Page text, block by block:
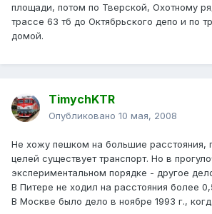
площади, потом по Тверской, Охотному
трассе 63 тб до Октябрьского депо и по
домой.
TimychKTR
Опубликовано 10 мая, 2008
Не хожу пешком на большие расстояния,
целей существует транспорт. Но в
экспериментальном порядке - другое
В Питере не ходил на расстояния более
В Москве было дело в ноябре 1993 г.,